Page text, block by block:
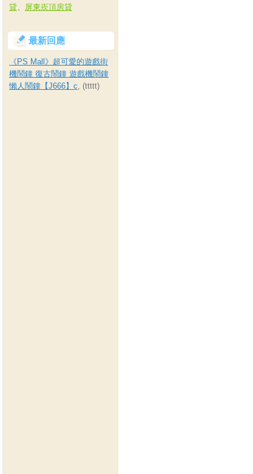
路優惠】
券
貸、 屏東崁頂房貸
最新回應
《PS Mall》超可愛的遊戲街
機鬧鐘 復古鬧鐘 遊戲機鬧鐘
懶人鬧鐘【J666】c, (ttttt)